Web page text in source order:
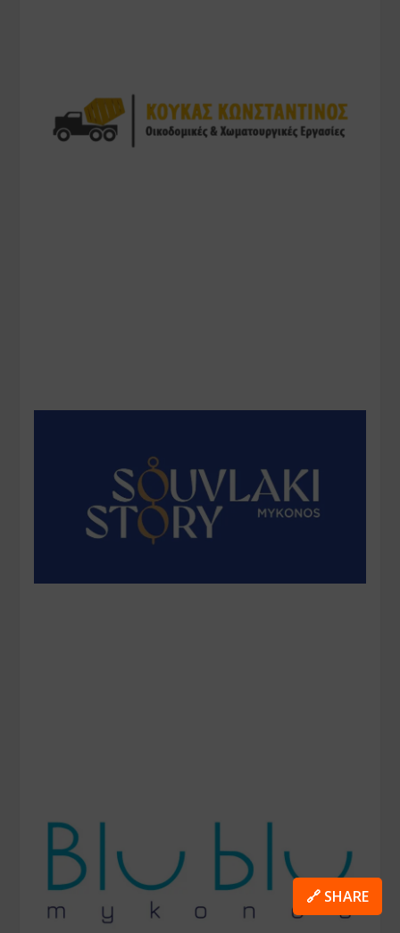
🔗 SHARE